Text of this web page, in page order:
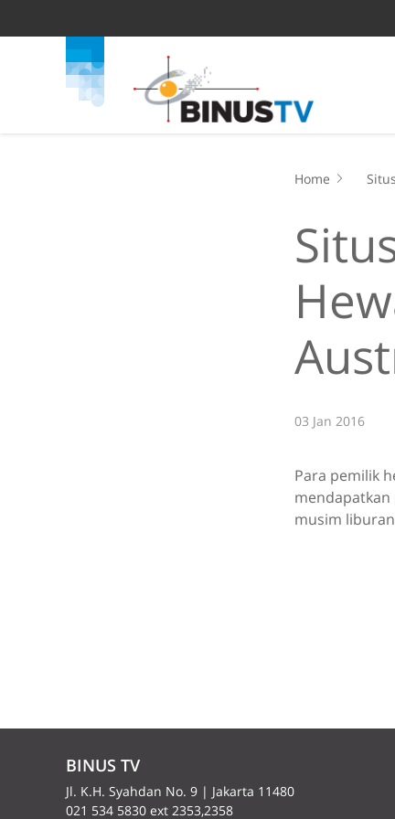
Home
03 Jan 2016
Para pemilik
mendapatkan
musim
BINUS TV
Jl. K.H. Syahdan No. 9 | Jakarta 11480
021 534 5830 ext 2353,2358